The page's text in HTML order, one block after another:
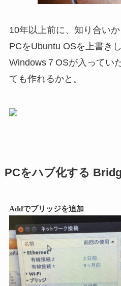
10年以上前に、知り合い
PCをUbuntu OSを上書き
Windows７OSが入ってい
ても作れるかと。
PCをハブ化する
Addでブリッジを追加